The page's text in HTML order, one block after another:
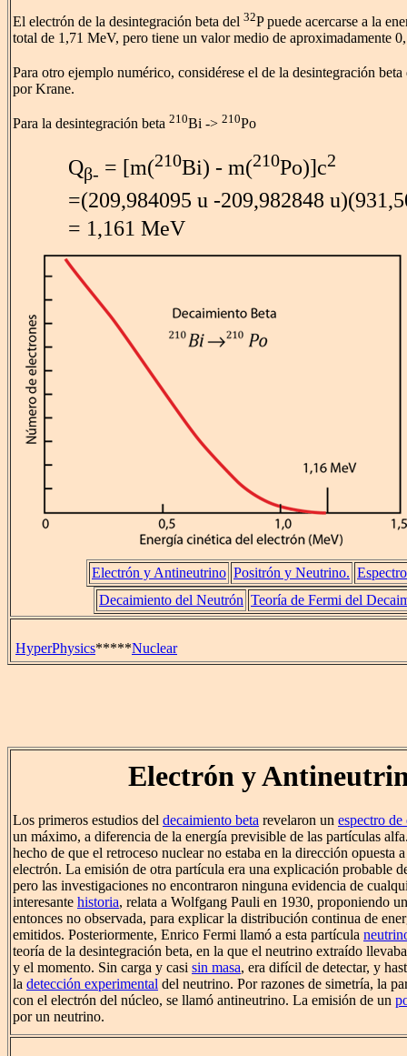
El electrón de la desintegración beta del 32P puede acercarse a la
total de 1,71 MeV, pero tiene un valor medio de aproximadamente
Para otro ejemplo numérico, considérese el de la desintegración
por Krane.
Para la desintegración beta 210Bi -> 210Po
Qβ- = [m(210Bi) - m(210Po)]c2
=(209,984095 u -209,982848
= 1,161 MeV
Electrón y Antineutrino Positrón y Neutrino.
Decaimiento del Neutrón Teoría de Fermi del
HyperPhysics*****Nuclear
Electrón y
Los primeros estudios del decaimiento beta revelaron un espectro de
un máximo, a diferencia de la energía previsible de las partículas
hecho de que el retroceso nuclear no estaba en la dirección opuesta
electrón. La emisión de otra partícula era una explicación probable
pero las investigaciones no encontraron ninguna evidencia de
interesante historia, relata a Wolfgang Pauli en 1930, proponiendo
entonces no observada, para explicar la distribución continua de
emitidos. Posteriormente, Enrico Fermi llamó a esta partícula
teoría de la desintegración beta, en la que el neutrino extraído
y el momento. Sin carga y casi sin masa, era difícil de detectar, y
la detección experimental del neutrino. Por razones de simetría, la
con el electrón del núcleo, se llamó antineutrino. La emisión de un
por un neutrino.